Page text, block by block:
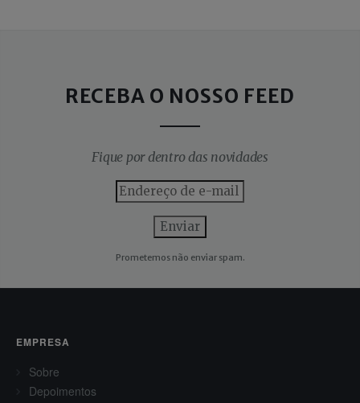
RECEBA O NOSSO FEED
Fique por dentro das novidades
Prometemos não enviar spam.
EMPRESA
Sobre
Depoimentos